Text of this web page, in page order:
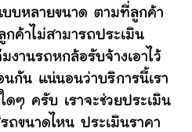
บบหลายขนาด ตามที่ลูกค้า
ค้าไม่สามารถประเมิน
งานรถหกล้อรับจ้างเอาไว้
นกัน แน่นอนว่าบริการนี้เรา
ๆ ครับ เราจะช่วยประเมิน
ถขนาดไหน ประเมินราคา